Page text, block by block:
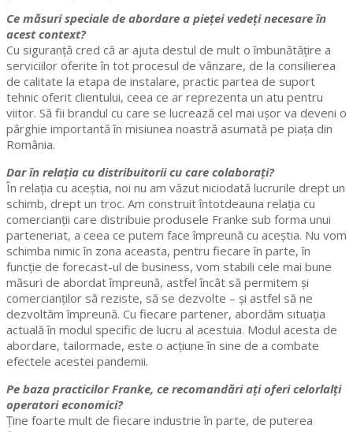
Ce măsuri speciale de abordare a pieței vedeți necesare în
acest context?
Cu siguranță cred că ar ajuta destul de mult o îmbunătățire a
serviciilor oferite în tot procesul de vânzare, de la consilierea
de calitate la etapa de instalare, practic partea de suport
tehnic oferit clientului, ceea ce ar reprezenta un atu pentru
viitor. Să fii brandul cu care se lucrează cel mai ușor va deveni o
pârghie importantă în misiunea noastră asumată pe piața din
România.
Dar în relația cu distribuitorii cu care colaborați?
În relația cu aceștia, noi nu am văzut niciodată lucrurile drept un
schimb, drept un troc. Am construit întotdeauna relația cu
comercianții care distribuie produsele Franke sub forma unui
parteneriat, a ceea ce putem face împreună cu aceștia. Nu vom
schimba nimic în zona aceasta, pentru fiecare în parte, în
funcție de forecast-ul de business, vom stabili cele mai bune
măsuri de abordat împreună, astfel încât să permitem și
comercianților să reziste, să se dezvolte – și astfel să ne
dezvoltăm împreună. Cu fiecare partener, abordăm situația
actuală în modul specific de lucru al acestuia. Modul acesta de
abordare, tailormade, este o acțiune în sine de a combate
efectele acestei pandemii.
Pe baza practicilor Franke, ce recomandări ați oferi celorlalți
operatori economici?
Ține foarte mult de fiecare industrie în parte, de puterea